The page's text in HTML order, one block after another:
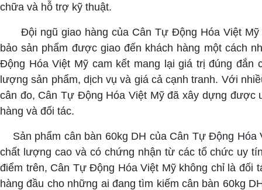
chữa và hỗ trợ kỹ thuật.
Đội ngũ giao hàng của Cân Tự Động Hóa Việt Mỹ
bảo sản phẩm được giao đến khách hàng một cách
Động Hóa Việt Mỹ cam kết mang lại giá trị đúng đắn
lượng sản phẩm, dịch vụ và giá cả cạnh tranh. Với
cân đo, Cân Tự Động Hóa Việt Mỹ đã xây dựng được
hàng và đối tác.
Sản phẩm cân bàn 60kg DH của Cân Tự Động Hóa
chất lượng cao và có chứng nhận từ các tổ chức uy
điểm trên, Cân Tự Động Hóa Việt Mỹ không chỉ là đối
hàng đầu cho những ai đang tìm kiếm cân bàn 60kg